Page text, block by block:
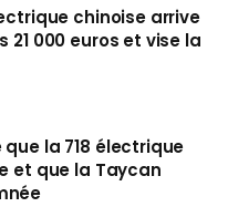
chinoise arrive
21 000 euros et vise la
la 718 électrique
et que la Taycan